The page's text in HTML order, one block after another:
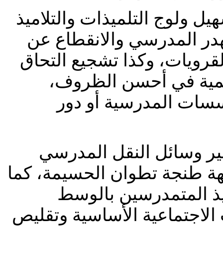
ولوج التلميذات والتلاميذ
المدرسي والانقطاع عن
وكذا تشجيع التحاق
في أحسن الظروف،
المدرسية أو دور
وسائل النقل المدرسي
طنجة تطوان الحسيمة، كما
المتمدرسين بالوسط
الأساسية وتقليص